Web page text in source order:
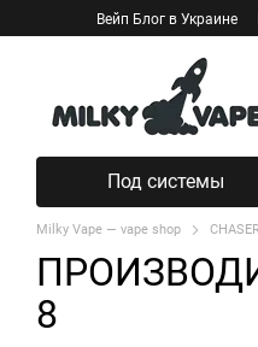
Перейти к основному
Вейп Блог в Украине
Под системы
Milky Vape — vape shop
8